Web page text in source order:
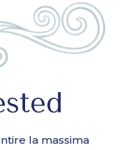
la massima